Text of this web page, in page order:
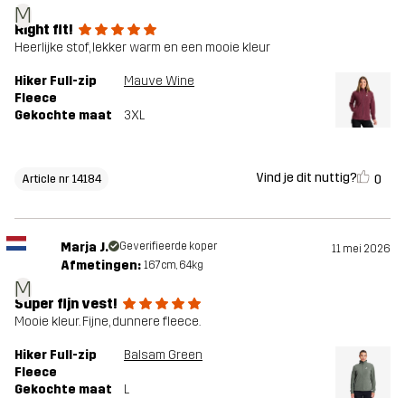
M
Right fit!
Heerlijke stof, lekker warm en een mooie kleur
Hiker Full-zip
Fleece
Mauve Wine
Gekochte maat 3XL
Article nr 14184 Vind je dit nuttig? 0
M
Marja J. Geverifieerde koper 11 mei 2026
Afmetingen: 167cm, 64kg
Super fijn vest!
Mooie kleur. Fijne, dunnere fleece.
Hiker Full-zip
Fleece
Balsam Green
Gekochte maat L